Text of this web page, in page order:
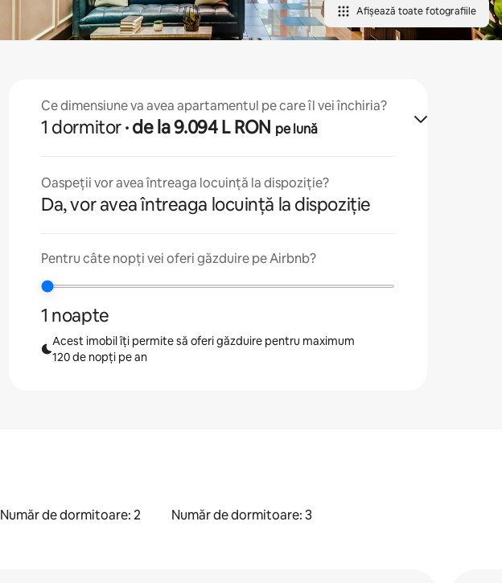
Afișează toate fotografiile
Ce dimensiune va avea apartamentul pe care îl vei închiria?
1 dormitor · de la 9.094 L RON pe lună
Oaspeții vor avea întreaga locuință la dispoziție?
Da, vor avea întreaga locuință la dispoziție
Pentru câte nopți vei oferi găzduire pe Airbnb?
1 noapte
Acest imobil îți permite să oferi găzduire pentru maximum
120 de nopți pe an
Număr de dormitoare: 2 Număr de dormitoare: 3